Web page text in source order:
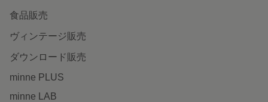
食品販売
ヴィンテージ販売
ダウンロード販売
minne PLUS
minne LAB